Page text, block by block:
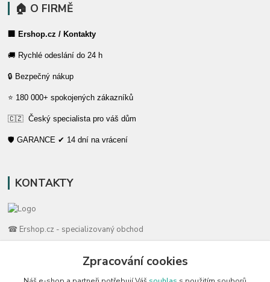
🏠 O FIRMĚ
🏢 Ershop.cz / Kontakty
🚚 Rychlé odeslání do 24 h
🔒 Bezpečný nákup
⭐ 180 000+ spokojených zákazníků
🇨🇿 Český specialista pro váš dům
🛡️ GARANCE ✔ 14 dní na vrácení
KONTAKTY
☎ Ershop.cz - specializovaný obchod
🛡️ Zákaznická podpora
📞 728 007 997
Zpracování cookies